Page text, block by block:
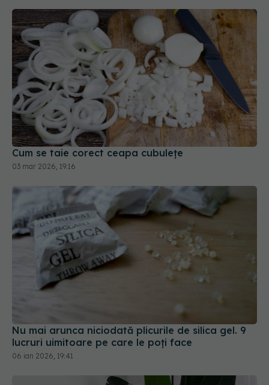
Cum se taie corect ceapa cubulețe
03 mar 2026, 19:16
Nu mai arunca niciodată plicurile de silica gel. 9